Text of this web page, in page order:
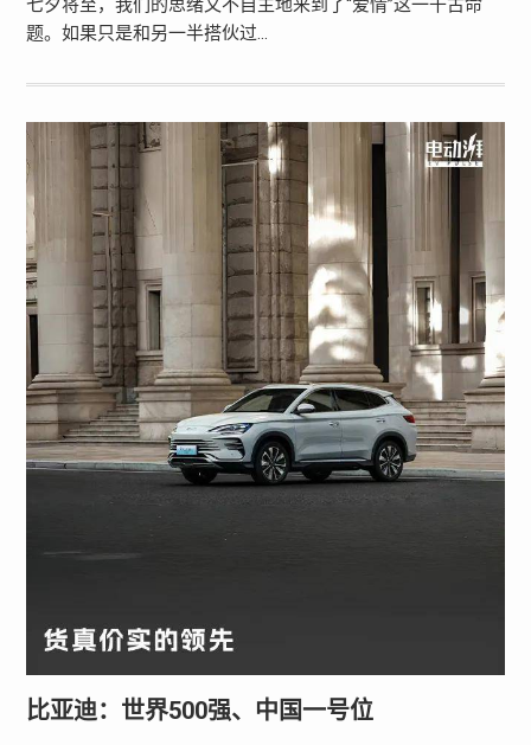
七夕将至，我们的思绪又不自主地来到了“爱情”这一千古命
题。如果只是和另一半搭伙过…
比亚迪：世界500强、中国一号位